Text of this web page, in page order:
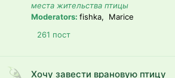
места жительства птицы
Moderators: fishka, Marice
261 пост
Хочу завести врановую птицу